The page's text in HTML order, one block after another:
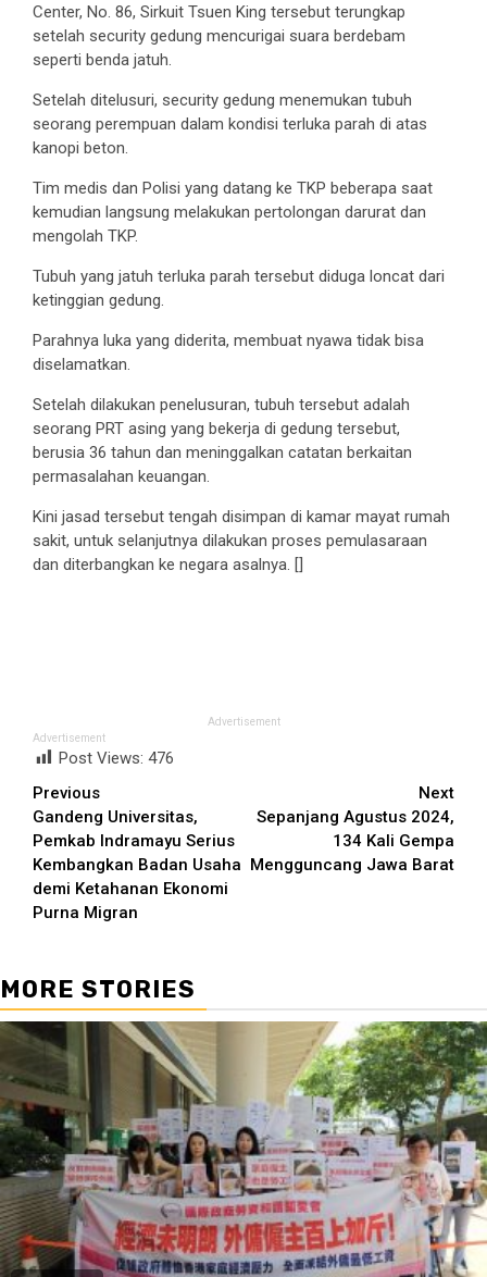
Center, No. 86, Sirkuit Tsuen King tersebut terungkap
setelah security gedung mencurigai suara berdebam
seperti benda jatuh.
Setelah ditelusuri, security gedung menemukan tubuh
seorang perempuan dalam kondisi terluka parah di atas
kanopi beton.
Tim medis dan Polisi yang datang ke TKP beberapa saat
kemudian langsung melakukan pertolongan darurat dan
mengolah TKP.
Tubuh yang jatuh terluka parah tersebut diduga loncat dari
ketinggian gedung.
Parahnya luka yang diderita, membuat nyawa tidak bisa
diselamatkan.
Setelah dilakukan penelusuran, tubuh tersebut adalah
seorang PRT asing yang bekerja di gedung tersebut,
berusia 36 tahun dan meninggalkan catatan berkaitan
permasalahan keuangan.
Kini jasad tersebut tengah disimpan di kamar mayat rumah
sakit, untuk selanjutnya dilakukan proses pemulasaraan
dan diterbangkan ke negara asalnya. []
Advertisement
Advertisement
Post Views: 476
Continue
Reading
Previous
Gandeng Universitas,
Pemkab Indramayu Serius
Kembangkan Badan Usaha
demi Ketahanan Ekonomi
Purna Migran
Next
Sepanjang Agustus 2024,
134 Kali Gempa
Mengguncang Jawa Barat
MORE STORIES